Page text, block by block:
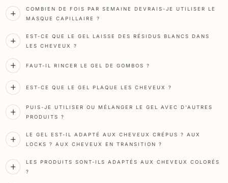
COMBIEN DE FOIS PAR SEMAINE DEVRAIS-JE UTILISER LE
MASQUE CAPILLAIRE ?
EST-CE QUE LE GEL LAISSE DES RÉSIDUS BLANCS DANS
LES CHEVEUX ?
FAUT-IL RINCER LE GEL DE GOMBOS ?
EST-CE QUE LE GEL PLAQUE LES CHEVEUX ?
PUIS-JE UTILISER OU MÉLANGER LE GEL AVEC D'AUTRES
PRODUITS ?
LE GEL EST-IL ADAPTÉ AUX CHEVEUX CRÉPUS ? AUX
LOCKS ? AUX CHEVEUX EN TRANSITION ?
LES PRODUITS SONT-ILS ADAPTÉS AUX CHEVEUX COLORÉS
?